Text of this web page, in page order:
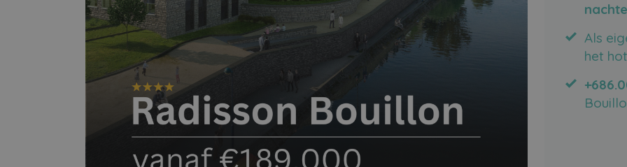
Als
het